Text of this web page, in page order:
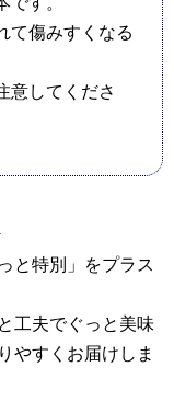
て傷みすくなる
意してくださ
と特別」をプラス
工夫でぐっと美味
やすくお届けしま